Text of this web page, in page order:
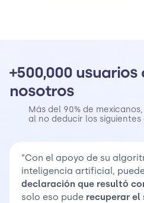
+500,000
nosotros
Más del 90% de
al no deducir los siguientes
“Con el apoyo de su
inteligencia artificial,
declaración que resultó
solo eso pude recuperar el